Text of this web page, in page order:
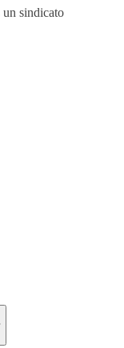
un sindicato